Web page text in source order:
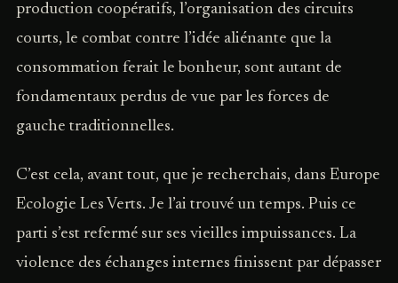
production coopératifs, l’organisation des circuits
courts, le combat contre l’idée aliénante que la
consommation ferait le bonheur, sont autant de
fondamentaux perdus de vue par les forces de
gauche traditionnelles.
C’est cela, avant tout, que je recherchais, dans Europe
Ecologie Les Verts. Je l’ai trouvé un temps. Puis ce
parti s’est refermé sur ses vieilles impuissances. La
violence des échanges internes finissent par dépasser